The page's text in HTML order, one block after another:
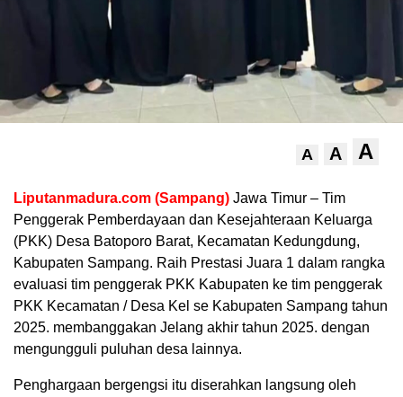
A A A
Liputanmadura.com (Sampang) Jawa Timur – Tim
Penggerak Pemberdayaan dan Kesejahteraan Keluarga
(PKK) Desa Batoporo Barat, Kecamatan Kedungdung,
Kabupaten Sampang. Raih Prestasi Juara 1 dalam rangka
evaluasi tim penggerak PKK Kabupaten ke tim penggerak
PKK Kecamatan / Desa Kel se Kabupaten Sampang tahun
2025. membanggakan Jelang akhir tahun 2025. dengan
mengungguli puluhan desa lainnya.
Penghargaan bergengsi itu diserahkan langsung oleh